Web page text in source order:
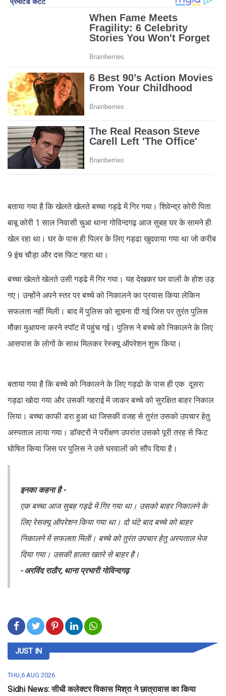
बताया गया है कि खेलते खेलते बच्चा गड्ढे में गिर गया। शिवेन्द्र कोरी पिता
बाबू कोरी 1 साल निवासी चुआ थाना गोविन्दगढ़ आज सुबह घर के सामने ही
खेल रहा था। घर के पास ही पिलर के लिए गड्ढा खुदवाया गया था जो करीब
9 इंच चौड़ा और दस फिट गहरा था।
बच्चा खेलते खेलते उसी गड्ढे में गिर गया। यह देखकर घर वालों के होश उड़
गए। उन्होंने अपने स्तर पर बच्चे को निकालने का प्रयास किया लेकिन
सफलता नहीं मिली। बाद में पुलिस को सूचना दी गई जिस पर तुरंत पुलिस
मौका मुआयना करने स्पॉट में पहुंच गई। पुलिस ने बच्चे को निकालने के लिए
आसपास के लोगों के साथ मिलकर रेस्क्यू ऑपरेशन शुरू किया।
बताया गया है कि बच्चे को निकालने के लिए गड्ढो के पास ही एक दूसरा
गड्ढा खोदा गया और उसकी गहराई में जाकर बच्चे को सुरक्षित बाहर निकाल
लिया। बच्चा काफी डरा हुआ था जिसकी वजह से तुरंत उसको उपचार हेतु
अस्पताल लाया गया। डॉक्टरों ने परीक्षण उपरांत उसको पूरी तरह से फिट
घोषित किया जिस पर पुलिस ने उसे घरवालों को सौंप दिया है।
इनका कहना है -
एक बच्चा आज सुबह गड्ढे में गिर गया था। उसको बाहर निकालने के
लिए रेसक्यू ऑपरेशन किया गया था। दो घंटे बाद बच्चे को बाहर
निकालने में सफलता मिली। बच्चे को तुरंत उपचार हेतु अस्पताल भेज
दिया गया। उसकी हालत खतरे से बाहर है।
- अरविंद राठौर, थाना प्रभारी गोविन्दगढ़
JUST IN
THU,6 AUG 2026
Sidhi News: सीधी कलेक्टर विकास मिश्रा ने छात्रावास का किया